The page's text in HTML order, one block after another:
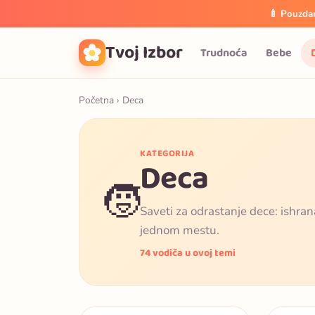
🍼
Tvoj Izbor Trudnoća Bebe
Početna › Deca
🧒
KATEGORIJA
Deca
Saveti za odrastanje dece:
jednom mestu.
74 vodiča u ovoj temi